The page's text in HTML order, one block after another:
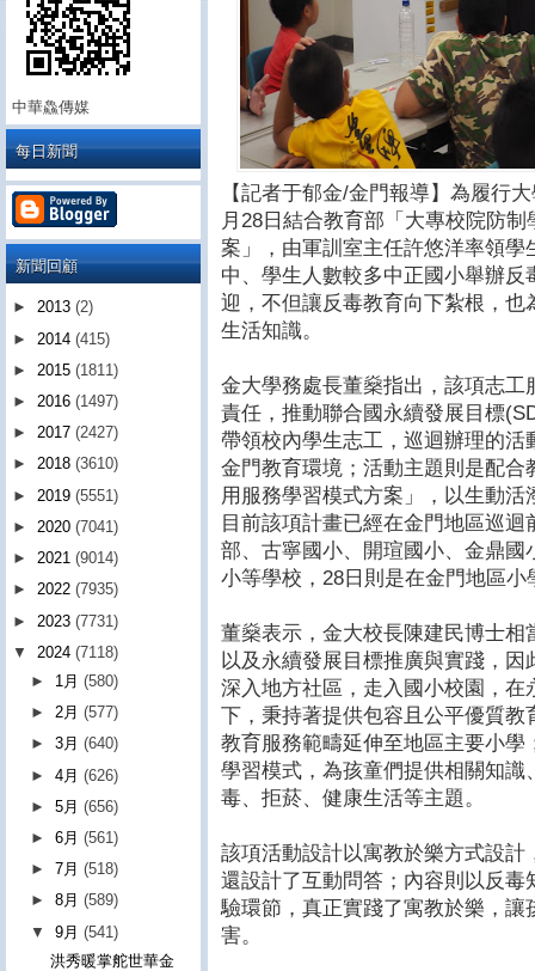
【記者于郁金/金門報導】為履行
月28日結合教育部「大專校院防
案」，由軍訓室主任許悠洋率領
中、學生人數較多中正國小舉辦
迎，不但讓反毒教育向下紮根，
生活知識。
金大學務處長董燊指出，該項志
責任，推動聯合國永續發展目標
帶領校內學生志工，巡迴辦理的
金門教育環境；活動主題則是配
用服務學習模式方案」，以生動
目前該項計畫已經在金門地區巡
部、古寧國小、開瑄國小、金鼎
小等學校，28日則是在金門地區
董燊表示，金大校長陳建民博士
以及永續發展目標推廣與實踐，
深入地方社區，走入國小校園，
下，秉持著提供包容且公平優質
教育服務範疇延伸至地區主要小
學習模式，為孩童們提供相關知
毒、拒菸、健康生活等主題。
該項活動設計以寓教於樂方式設
還設計了互動問答；內容則以反
驗環節，真正實踐了寓教於樂，
害。
中華鱻傳媒
每日新聞
新聞回顧
► 2013 (2)
► 2014 (415)
► 2015 (1811)
► 2016 (1497)
► 2017 (2427)
► 2018 (3610)
► 2019 (5551)
► 2020 (7041)
► 2021 (9014)
► 2022 (7935)
► 2023 (7731)
▼ 2024 (7118)
► 1月(580)
►2月(577)
►3月(640)
►4月(626)
►5月(656)
►6月(561)
►7月(518)
►8月(589)
▼9月(541)
洪秀暖掌舵世華金